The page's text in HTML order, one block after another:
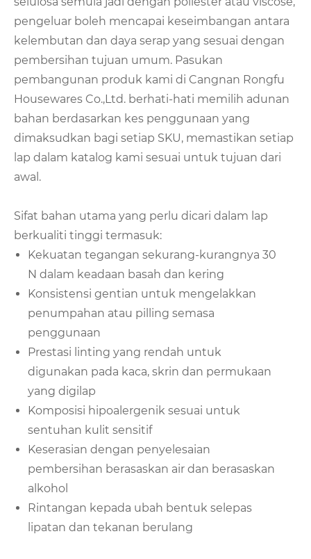
pengeluar boleh mencapai keseimbangan antara
kelembutan dan daya serap yang sesuai dengan
pembersihan tujuan umum. Pasukan
pembangunan produk kami di Cangnan Rongfu
Housewares Co.,Ltd. berhati-hati memilih adunan
bahan berdasarkan kes penggunaan yang
dimaksudkan bagi setiap SKU, memastikan setiap
lap dalam katalog kami sesuai untuk tujuan dari
awal.
Sifat bahan utama yang perlu dicari dalam lap
berkualiti tinggi termasuk:
Kekuatan tegangan sekurang-kurangnya 30
N dalam keadaan basah dan kering
Konsistensi gentian untuk mengelakkan
penumpahan atau pilling semasa
penggunaan
Prestasi linting yang rendah untuk
digunakan pada kaca, skrin dan permukaan
yang digilap
Komposisi hipoalergenik sesuai untuk
sentuhan kulit sensitif
Keserasian dengan penyelesaian
pembersihan berasaskan air dan berasaskan
alkohol
Rintangan kepada ubah bentuk selepas
lipatan dan tekanan berulang